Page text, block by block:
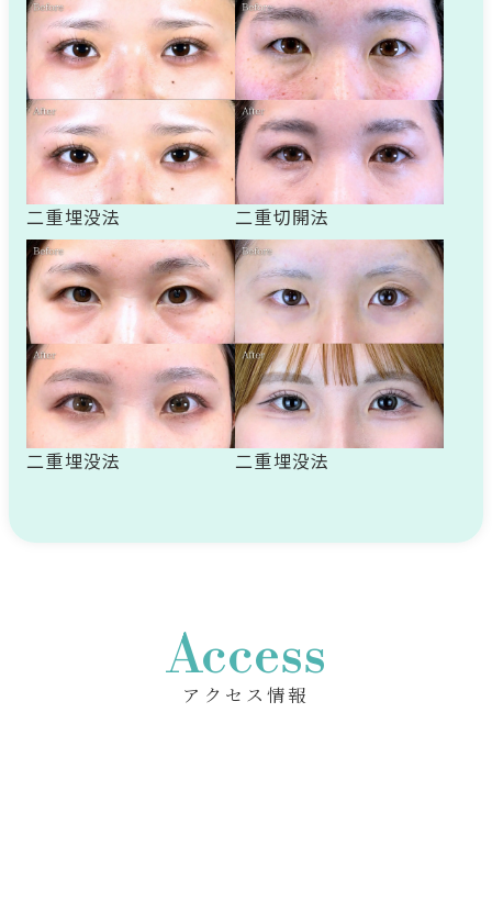
二重埋没法 二重切開法
二重埋没法 二重埋没法
Access
アクセス情報